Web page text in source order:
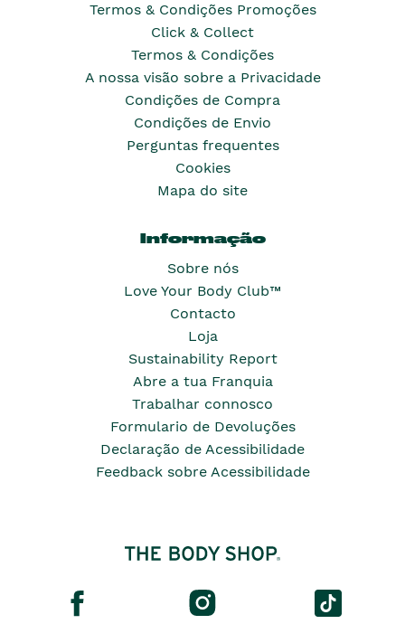
Termos & Condições Promoções
Click & Collect
Termos & Condições
A nossa visão sobre a Privacidade
Condições de Compra
Condições de Envio
Perguntas frequentes
Cookies
Mapa do site
Informação
Sobre nós
Love Your Body Club™
Contacto
Loja
Sustainability Report
Abre a tua Franquia
Trabalhar connosco
Formulario de Devoluções
Declaração de Acessibilidade
Feedback sobre Acessibilidade